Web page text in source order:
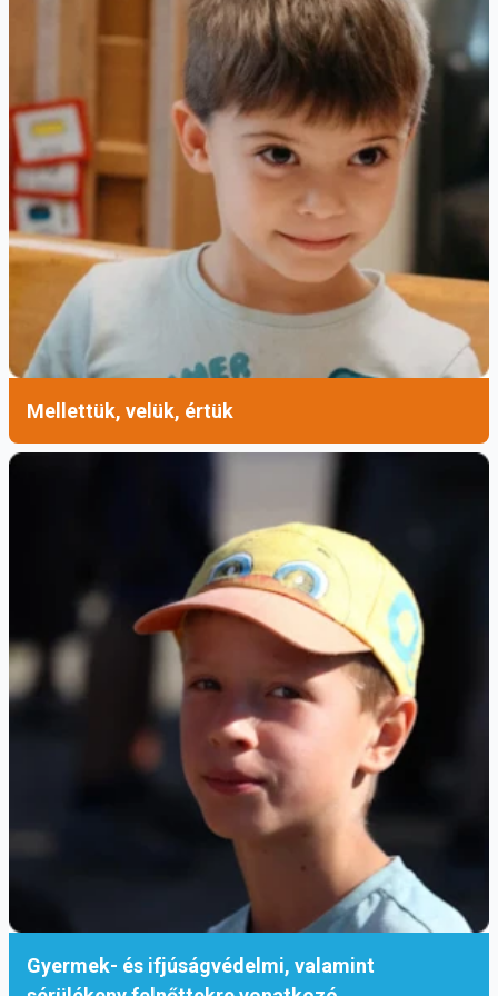
Mellettük, velük, értük
Gyermek- és ifjúságvédelmi, valamint